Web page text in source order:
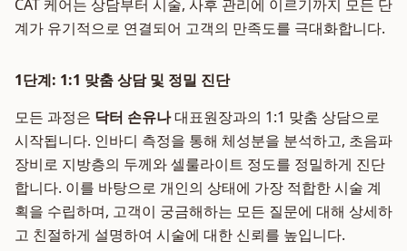
CAT 케어는 상담부터 시술, 사후 관리에 이르기까지 모든 단
계가 유기적으로 연결되어 고객의 만족도를 극대화합니다.
1단계: 1:1 맞춤 상담 및 정밀 진단
모든 과정은 닥터 손유나대표원장과의 1:1 맞춤 상담으로
시작됩니다. 인바디 측정을 통해 체성분을 분석하고, 초음파
장비로 지방층의 두께와 셀룰라이트 정도를 정밀하게 진단
합니다. 이를 바탕으로 개인의 상태에 가장 적합한 시술 계
획을 수립하며, 고객이 궁금해하는 모든 질문에 대해 상세하
고 친절하게 설명하여 시술에 대한 신뢰를 높입니다.